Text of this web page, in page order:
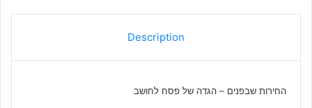
Description
החירות שבפנים – הגדה של פסח לחושב